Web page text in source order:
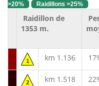
>20%
Raidillons >25%
Raidillon de
1353 m.
1 km 1.136
2 km 1.518